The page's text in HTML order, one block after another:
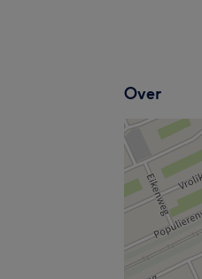
Over